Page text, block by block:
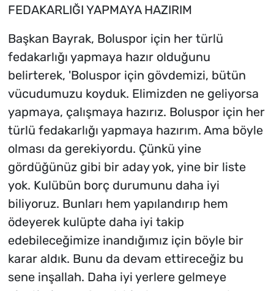
FEDAKARLIĞI YAPMAYA HAZIRIM
Başkan Bayrak, Boluspor için her türlü
fedakarlığı yapmaya hazır olduğunu
belirterek, 'Boluspor için gövdemizi, bütün
vücudumuzu koyduk. Elimizden ne geliyorsa
yapmaya, çalışmaya hazırız. Boluspor için her
türlü fedakarlığı yapmaya hazırım. Ama böyle
olması da gerekiyordu. Çünkü yine
gördüğünüz gibi bir aday yok, yine bir liste
yok. Kulübün borç durumunu daha iyi
biliyoruz. Bunları hem yapılandırıp hem
ödeyerek kulüpte daha iyi takip
edebileceğimize inandığımız için böyle bir
karar aldık. Bunu da devam ettireceğiz bu
sene inşallah. Daha iyi yerlere gelmeye